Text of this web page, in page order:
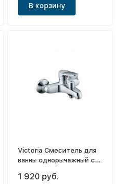
В корзину
Victoria Смеситель для
ванны однорычажный с
ф35
1 920 руб.